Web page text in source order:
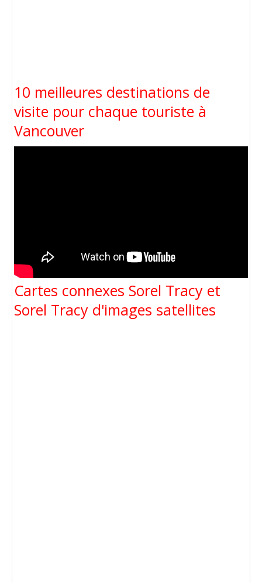
10 meilleures destinations de
visite pour chaque touriste à
Vancouver
Cartes connexes Sorel Tracy et
Sorel Tracy d'images satellites